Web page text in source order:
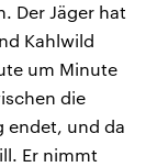
Der Jäger hat
Kahlwild
um Minute
die
endet, und da
Er nimmt